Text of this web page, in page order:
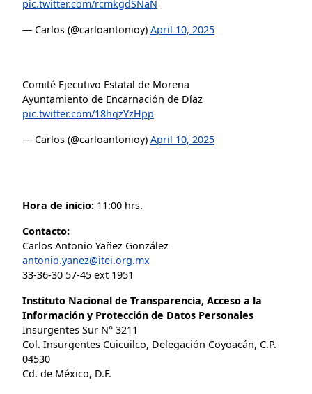
pic.twitter.com/rcmkgdSNaN
— Carlos (@carloantonioy) April 10, 2025
Comité Ejecutivo Estatal de Morena
Ayuntamiento de Encarnación de Díaz
pic.twitter.com/18hqzYzHpp
— Carlos (@carloantonioy) April 10, 2025
Hora de inicio: 11:00 hrs.
Contacto:
Carlos Antonio Yañez González
antonio.yanez@itei.org.mx
33-36-30 57-45 ext 1951
Instituto Nacional de Transparencia, Acceso a la
Información y Protección de Datos Personales
Insurgentes Sur N° 3211
Col. Insurgentes Cuicuilco, Delegación Coyoacán, C.P.
04530
Cd. de México, D.F.